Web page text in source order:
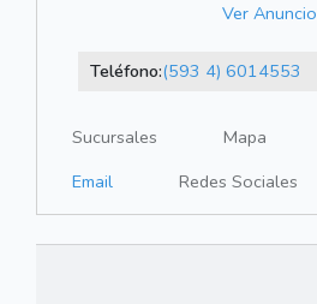
Ver Anuncio
Teléfono:(593 4) 6014553
Sucursales Mapa
Email
Redes Sociales